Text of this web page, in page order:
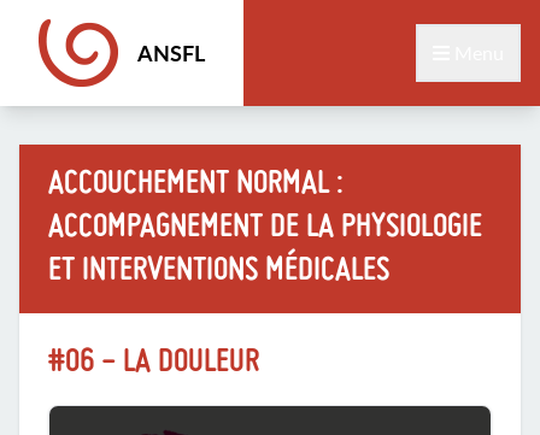
ANSFL
ACCOUCHEMENT NORMAL :
ACCOMPAGNEMENT DE LA PHYSIOLOGIE
ET INTERVENTIONS MÉDICALES
#06 - LA DOULEUR